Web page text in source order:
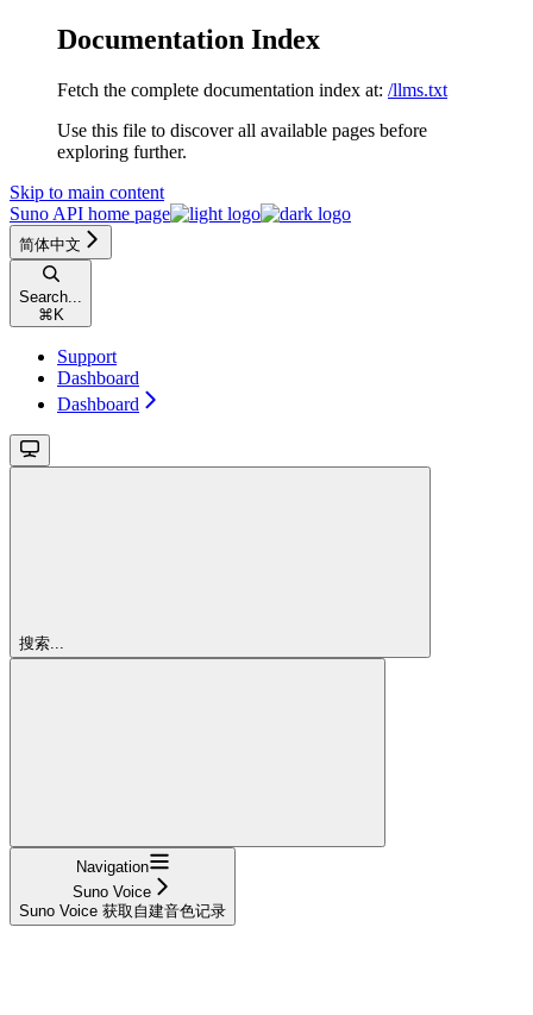
Documentation Index
Fetch the complete documentation index at: /llms.txt
Use this file to discover all available pages before
exploring further.
Skip to main content
Suno API home page
简体中文
Search...
⌘ K
Support
Dashboard
Dashboard
搜索...
Navigation
Suno Voice
Suno Voice 获取自建音色记录